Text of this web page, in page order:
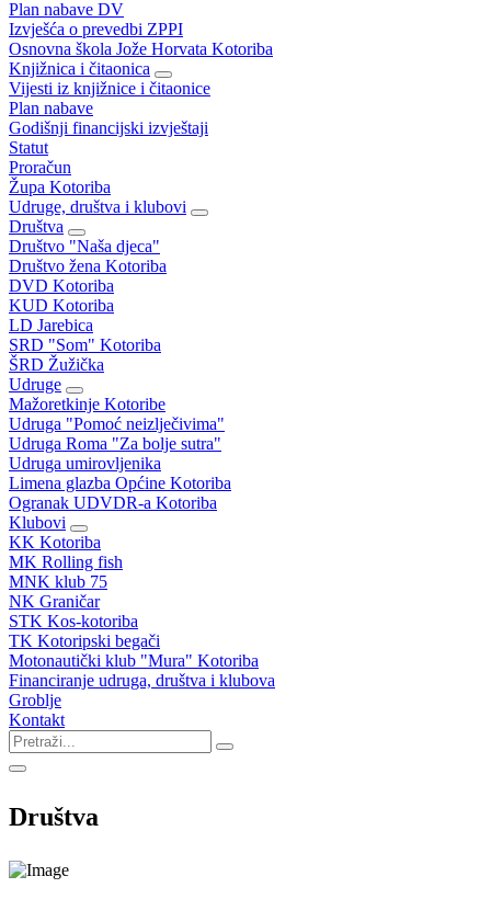
Plan nabave DV
Izvješća o prevedbi ZPPI
Osnovna škola Jože Horvata Kotoriba
Knjižnica i čitaonica
Vijesti iz knjižnice i čitaonice
Plan nabave
Godišnji financijski izvještaji
Statut
Proračun
Župa Kotoriba
Udruge, društva i klubovi
Društva
Društvo "Naša djeca"
Društvo žena Kotoriba
DVD Kotoriba
KUD Kotoriba
LD Jarebica
SRD "Som" Kotoriba
ŠRD Žužička
Udruge
Mažoretkinje Kotoribe
Udruga "Pomoć neizlječivima"
Udruga Roma "Za bolje sutra"
Udruga umirovljenika
Limena glazba Općine Kotoriba
Ogranak UDVDR-a Kotoriba
Klubovi
KK Kotoriba
MK Rolling fish
MNK klub 75
NK Graničar
STK Kos-kotoriba
TK Kotoripski begači
Motonautički klub "Mura" Kotoriba
Financiranje udruga, društva i klubova
Groblje
Kontakt
Društva